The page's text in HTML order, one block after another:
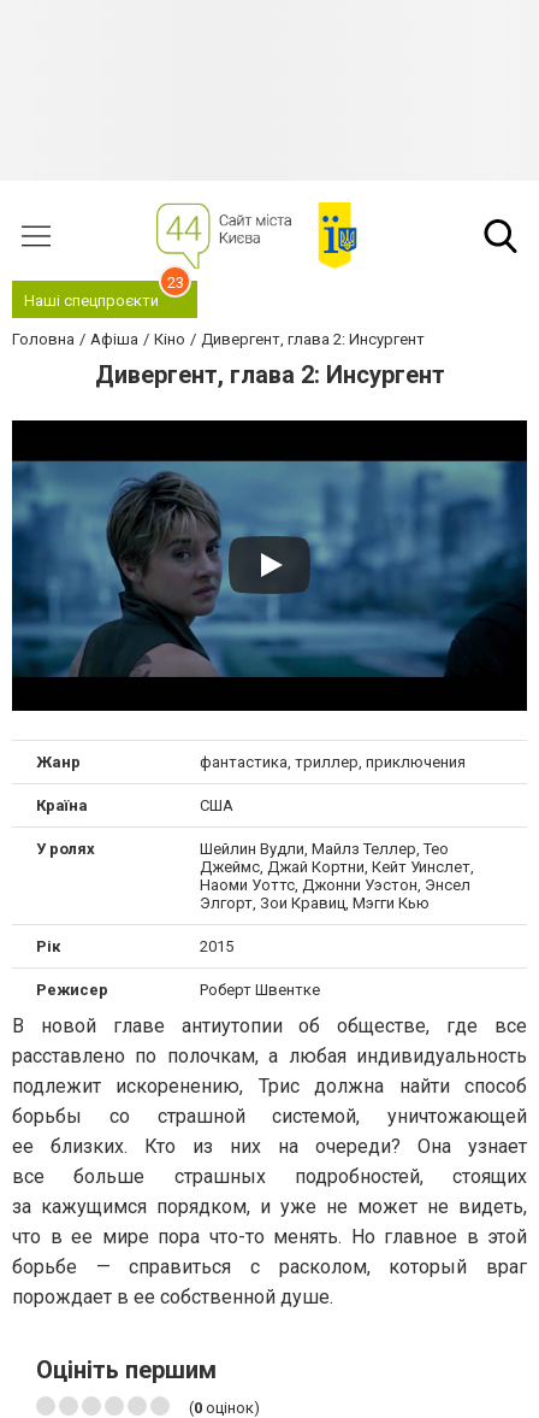
Наші спецпроєкти
23
Головна Афіша Кіно Дивергент, глава 2: Инсургент
Дивергент, глава 2: Инсургент
Жанр фантастика, триллер, приключения
Країна США
У ролях
Шейлин Вудли, Майлз Теллер, Тео
Джеймс, Джай Кортни, Кейт Уинслет,
Наоми Уоттс, Джонни Уэстон, Энсел
Элгорт, Зои Кравиц, Мэгги Кью
Рік 2015
Режисер Роберт Швентке
В новой главе антиутопии об обществе, где все
расставлено по полочкам, а любая индивидуальность
подлежит искоренению, Трис должна найти способ
борьбы со страшной системой, уничтожающей
ее близких. Кто из них на очереди? Она узнает
все больше страшных подробностей, стоящих
за кажущимся порядком, и уже не может не видеть,
что в ее мире пора что-то менять. Но главное в этой
борьбе — справиться с расколом, который враг
порождает в ее собственной душе.
Оцініть першим
(0 оцінок)